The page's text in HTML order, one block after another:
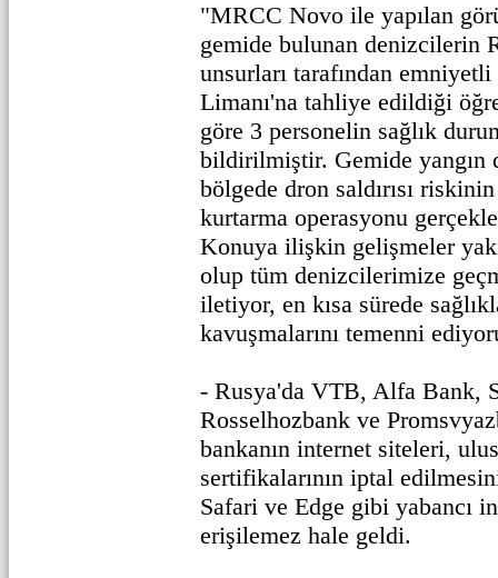
"MRCC Novo ile yapılan
gemide bulunan denizcilerin
unsurları tarafından
Limanı'na tahliye edildiği
göre 3 personelin sağlık
bildirilmiştir. Gemide yangın
bölgede dron saldırısı
kurtarma operasyonu
Konuya ilişkin gelişmeler
olup tüm denizcilerimize
iletiyor, en kısa sürede
kavuşmalarını temenni
- Rusya'da VTB, Alfa Bank,
Rosselhozbank ve
bankanın internet siteleri,
sertifikalarının iptal
Safari ve Edge gibi yabancı
erişilemez hale geldi.